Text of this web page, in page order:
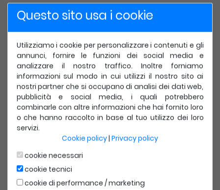
299,00 € 284,00 € IVA incl.
Compra Ora Dettagli
New -5%
EDRA
Imaging Mammella
Questo sito usa i cookie
Utilizziamo i cookie per personalizzare i contenuti e gli
annunci, fornire le funzioni dei social media e
analizzare il nostro traffico. Inoltre forniamo
informazioni sul modo in cui utilizzi il nostro sito ai
nostri partner che si occupano di analisi dei dati web,
pubblicità e social media, i quali potrebbero
combinarle con altre informazioni che hai fornito loro
o che hanno raccolto in base al tuo utilizzo dei loro
servizi.
Cookie policy| Privacy policy
cookie necessari
cookie tecnici
cookie di performance / marketing